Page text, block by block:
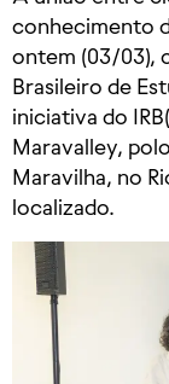
conhecimento
ontem (03/03),
Brasileiro de
iniciativa do
Maravalley,
Maravilha, no
localizado.